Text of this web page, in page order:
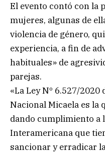
El evento contó con la
mujeres, algunas de
violencia de género,
experiencia, a fin de
habituales» de
parejas.
«La Ley Nº 6.527/2020
Nacional Micaela es la
dando cumplimiento a
Interamericana que
sancionar y erradicar